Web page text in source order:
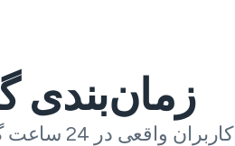
زمان‌بندی
کاربران واقعی در 24 ساعت گذشته چه چیزی درباره eBay به ما می‌گویند.